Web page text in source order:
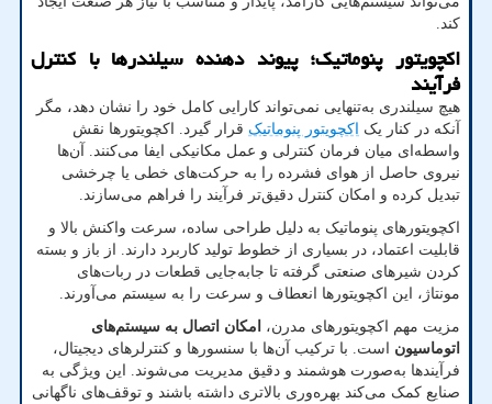
کند
اکچویتور پنوماتیک؛ پیوند دهنده سیلندرها با کنترل
فرآیند
هیچ سیلندری به‌تنهایی نمی‌تواند کارایی کامل خود را نشان دهد، مگر
آنکه در کنار یک اکچویتور پنوماتیک قرار گیرد. اکچویتورها نقش
واسطه‌ای میان فرمان کنترلی و عمل مکانیکی ایفا می‌کنند. آن‌ها
نیروی حاصل از هوای فشرده را به حرکت‌های خطی یا چرخشی
تبدیل کرده و امکان کنترل دقیق‌تر فرآیند را فراهم می‌سازند.
اکچویتورهای پنوماتیک به دلیل طراحی ساده، سرعت واکنش بالا و
قابلیت اعتماد، در بسیاری از خطوط تولید کاربرد دارند. از باز و بسته
کردن شیرهای صنعتی گرفته تا جابه‌جایی قطعات در ربات‌های
مونتاژ، این اکچویتورها انعطاف و سرعت را به سیستم می‌آورند
مزیت مهم اکچویتورهای مدرن،
امکان اتصال به سیستم‌های
اتوماسیون است. با ترکیب آن‌ها با سنسورها و کنترلرهای دیجیتال،
فرآیندها به‌صورت هوشمند و دقیق مدیریت می‌شوند. این ویژگی به
صنایع کمک می‌کند بهره‌وری بالاتری داشته باشند و توقف‌های ناگهانی